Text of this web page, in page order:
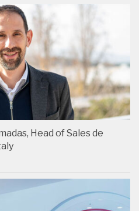
Head of Sales de